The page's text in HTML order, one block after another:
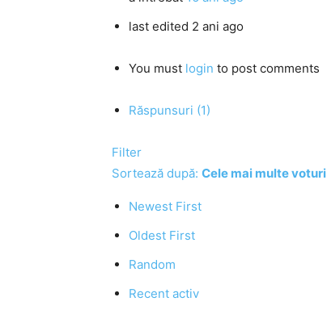
last edited 2 ani ago
You must login to post comments
Răspunsuri (1)
Filter
Sortează după: Cele mai multe voturi
Newest First
Oldest First
Random
Recent activ